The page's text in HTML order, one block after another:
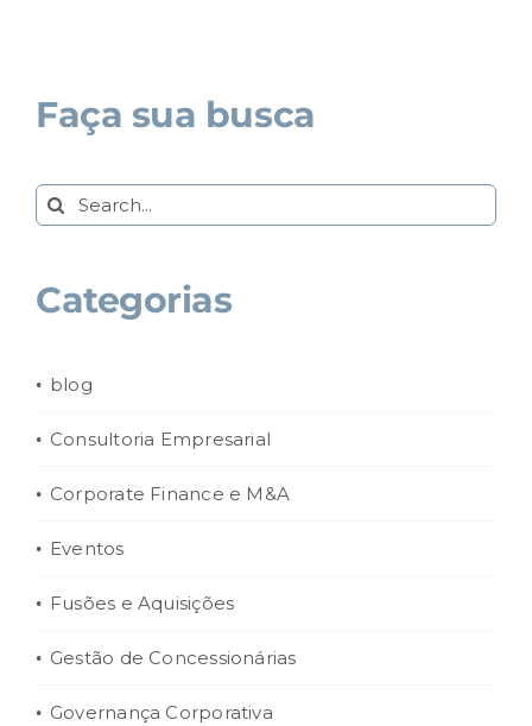
Faça sua busca
Search
for:
Categorias
blog
Consultoria Empresarial
Corporate Finance e M&A
Eventos
Fusões e Aquisições
Gestão de Concessionárias
Governança Corporativa